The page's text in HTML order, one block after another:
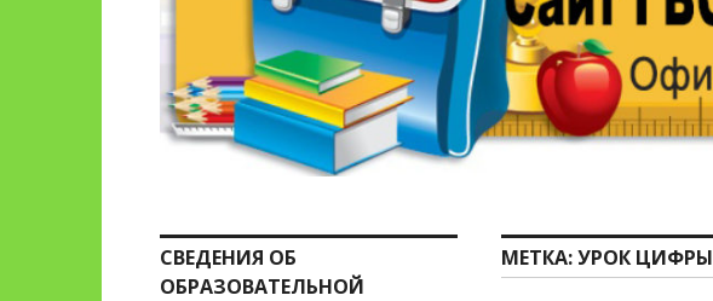
МЕТКА:УРОК ЦИФРЫ
СВЕДЕНИЯ ОБ
ОБРАЗОВАТЕЛЬНОЙ